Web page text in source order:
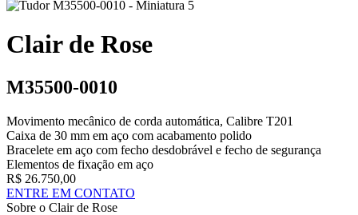
Clair de Rose
M35500-0010
Movimento mecânico de corda automática, Calibre T201
Caixa de 30 mm em aço com acabamento polido
Bracelete em aço com fecho desdobrável e fecho de segurança
Elementos de fixação em aço
R$ 26.750,00
ENTRE EM CONTATO
Sobre o Clair de Rose